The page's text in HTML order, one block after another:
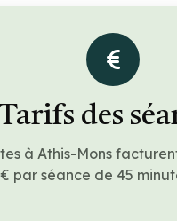
des
à Athis-Mons
par séance de 45